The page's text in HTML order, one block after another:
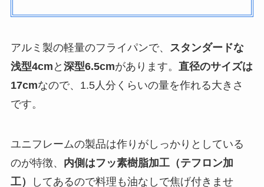
アルミ製の軽量のフライパンで、 スタンダードな
浅型4cm と 深型6.5cmがあります。 直径のサイズは
17cmなので、1.5人分くらいの量を作れる大きさ
です。
ユニフレームの製品は作りがしっかりとしている
のが特徴、 内側はフッ素樹脂加工（テフロン加
工）
してあるので料理も油なしで焦げ付きませ